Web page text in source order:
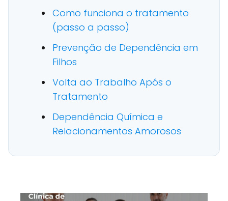
Como funciona o tratamento
(passo a passo)
Prevenção de Dependência em
Filhos
Volta ao Trabalho Após o
Tratamento
Dependência Química e
Relacionamentos Amorosos